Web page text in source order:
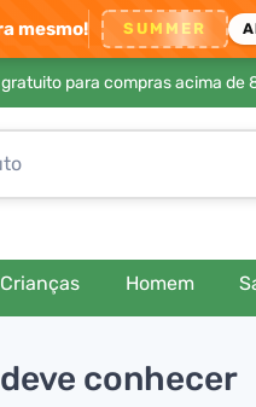
mesmo! SUMMER
para compras acima de
Crianças Homem
conhecer